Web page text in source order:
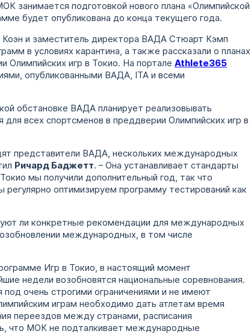
занимается подготовкой нового плана «Олимпийской
будет опубликована до конца текущего года.
и заместитель директора ВАДА Стюарт Кэмп
в условиях карантина, а также рассказали о планах
Олимпийских игр в Токио. На порталеAthlete365
опубликованными ВАДА, ITA и всеми
обстановке ВАДА планирует реализовывать
всех спортсменов в преддверии Олимпийских игр в
представители ВАДА, нескольких международных
Ричард Баджетт. – Она устанавливает стандарты
мы получили дополнительный год, так что
оптимизируем программу тестирований как
ли конкретные рекомендации для международных
международных, в том числе
Игр в Токио, в настоящий момент
недели возобновятся национальные соревнования.
очень строгими ограничениями и не имеют
играм необходимо дать атлетам время
переездов между странами, расписания
что МОК не подталкивает международные